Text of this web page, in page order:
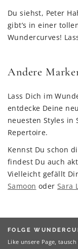
Du siehst, Peter
gibt’s in einer
Wundercurves!
Andere
Lass Dich im
entdecke Deine
neuesten Styles in
Repertoire.
Kennst Du schon
findest Du auch
Vielleicht gefällt
Samoon oderSara
FOLGE
Like unsere Page,